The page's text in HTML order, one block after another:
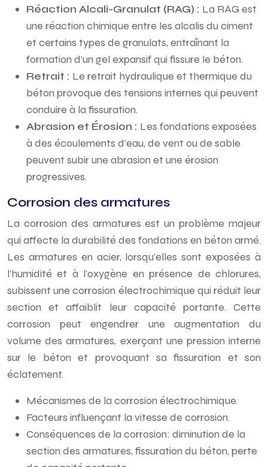
Réaction Alcali-Granulat (RAG) : La RAG est
une réaction chimique entre les alcalis du ciment
et certains types de granulats, entraînant la
formation d’un gel expansif qui fissure le béton.
Retrait : Le retrait hydraulique et thermique du
béton provoque des tensions internes qui peuvent
conduire à la fissuration.
Abrasion et Érosion : Les fondations exposées
à des écoulements d’eau, de vent ou de sable
peuvent subir une abrasion et une érosion
progressives.
Corrosion des armatures
La corrosion des armatures est un problème majeur
qui affecte la durabilité des fondations en béton armé.
Les armatures en acier, lorsqu’elles sont exposées à
l’humidité et à l’oxygène en présence de chlorures,
subissent une corrosion électrochimique qui réduit leur
section et affaiblit leur capacité portante. Cette
corrosion peut engendrer une augmentation du
volume des armatures, exerçant une pression interne
sur le béton et provoquant sa fissuration et son
éclatement.
Mécanismes de la corrosion électrochimique.
Facteurs influençant la vitesse de corrosion.
Conséquences de la corrosion: diminution de la
section des armatures, fissuration du béton, perte